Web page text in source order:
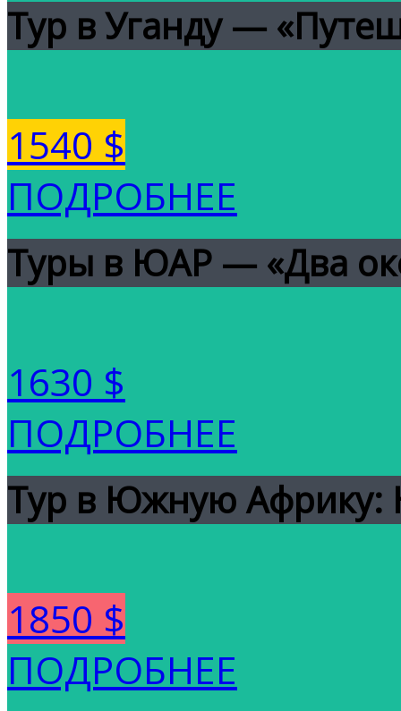
Тур в Уганду —
1540 $
ПОДРОБНЕЕ
Туры в ЮАР — «Два
1630 $
ПОДРОБНЕЕ
Тур в Южную Африку:
1850 $
ПОДРОБНЕЕ